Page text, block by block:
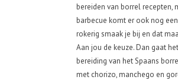
bereiden van borrel recepten,
barbecue komt er ook nog
rokerig smaak je bij en dat
Aan jou de keuze. Dan gaat
bereiding van het Spaans
met chorizo, manchego en